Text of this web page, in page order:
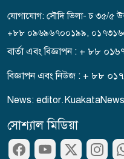
যোগাযোগ: সৌদি ভিলা- চ ৩৫/৫
+৮৮ ০৯৬৯৬৭০০১৯৯,
বার্তা এবং বিজ্ঞাপন : + ৮৮
বিজ্ঞাপন এবং নিউজ : + ৮৮
News:
সোশ্যাল মিডিয়া